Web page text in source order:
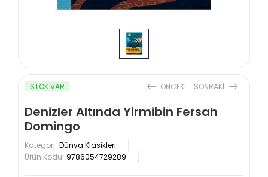
STOK VAR ONCEKI SONRAKI
Denizler Altında Yirmibin Fersah
Domingo
Kategori: Dünya Klasikleri
Ürün Kodu: 9786054729289